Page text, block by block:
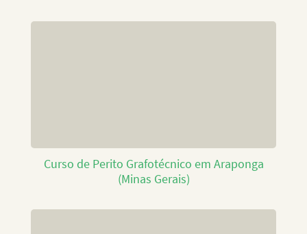
Curso de Perito Grafotécnico em Araponga
(Minas Gerais)